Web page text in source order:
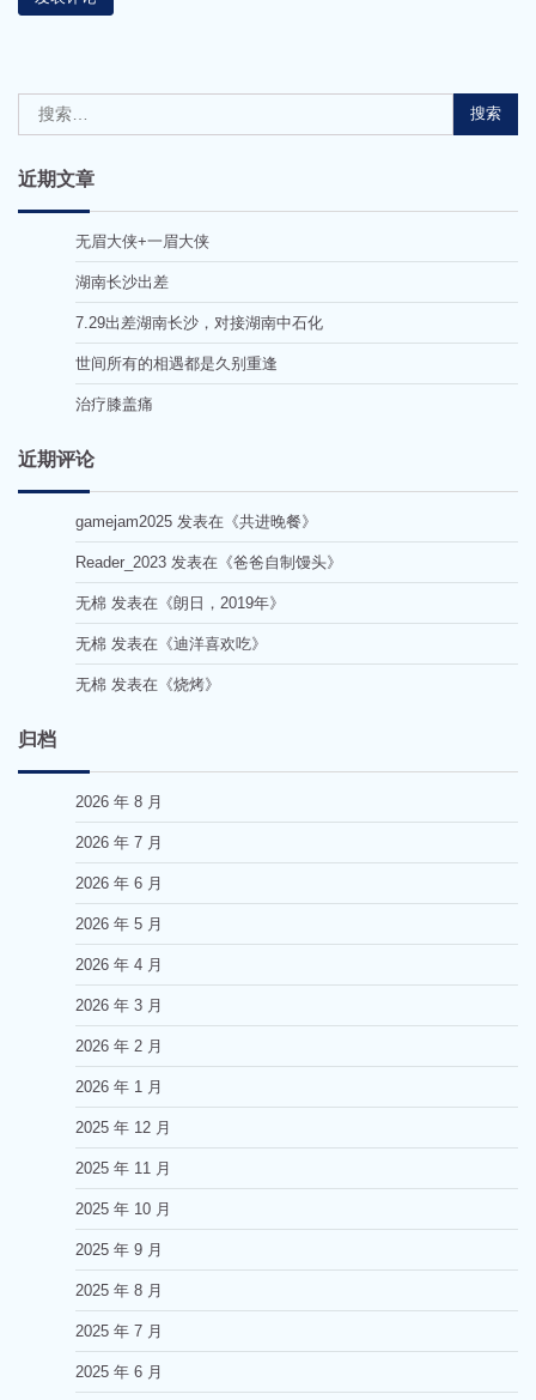
索：
近期文章
无眉大侠+一眉大侠
湖南长沙出差
7.29出差湖南长沙，对接湖南中石化
世间所有的相遇都是久别重逢
治疗膝盖痛
近期评论
gamejam2025 发表在《共进晚餐》
Reader_2023 发表在《爸爸自制馒头》
无棉 发表在《朗日，2019年》
无棉 发表在《迪洋喜欢吃》
无棉 发表在《烧烤》
归档
2026 年 8 月
2026 年 7 月
2026 年 6 月
2026 年 5 月
2026 年 4 月
2026 年 3 月
2026 年 2 月
2026 年 1 月
2025 年 12 月
2025 年 11 月
2025 年 10 月
2025 年 9 月
2025 年 8 月
2025 年 7 月
2025 年 6 月